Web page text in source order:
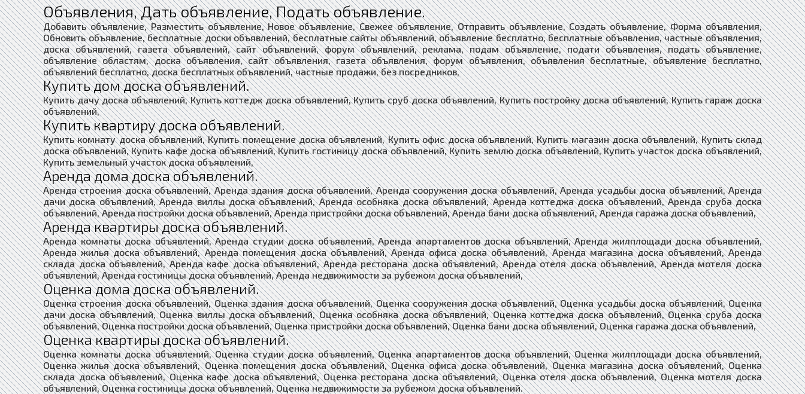
Объявления, Дать объявление, Подать объявление.
Добавить объявление, Разместить объявление, Новое объявление, Свежее объявление, Отправить объявление, Создать объявление, Форма объявления,
Обновить объявление, бесплатные доски объявлений, бесплатные сайты объявлений, объявление бесплатно, бесплатные объявления, частные объявления,
доска объявлений, газета объявлений, сайт объявлений, форум объявлений, реклама, подам объявление, подати объявления, подать объявление,
объявление областям, доска объявления, сайт объявления, газета объявления, форум объявления, объявления бесплатные, объявление бесплатно,
объявлений бесплатно, доска бесплатных объявлений, частные продажи, без посредников,
Купить дом доска объявлений.
Купить дачу доска объявлений, Купить коттедж доска объявлений, Купить сруб доска объявлений, Купить постройку доска объявлений, Купить гараж доска
объявлений,
Купить квартиру доска объявлений.
Купить комнату доска объявлений, Купить помещение доска объявлений, Купить офис доска объявлений, Купить магазин доска объявлений, Купить склад
доска объявлений, Купить кафе доска объявлений, Купить гостиницу доска объявлений, Купить землю доска объявлений, Купить участок доска объявлений,
Купить земельный участок доска объявлений,
Аренда дома доска объявлений.
Аренда строения доска объявлений, Аренда здания доска объявлений, Аренда сооружения доска объявлений, Аренда усадьбы доска объявлений, Аренда
дачи доска объявлений, Аренда виллы доска объявлений, Аренда особняка доска объявлений, Аренда коттеджа доска объявлений, Аренда сруба доска
объявлений, Аренда постройки доска объявлений, Аренда пристройки доска объявлений, Аренда бани доска объявлений, Аренда гаража доска объявлений,
Аренда квартиры доска объявлений.
Аренда комнаты доска объявлений, Аренда студии доска объявлений, Аренда апартаментов доска объявлений, Аренда жилплощади доска объявлений,
Аренда жилья доска объявлений, Аренда помещения доска объявлений, Аренда офиса доска объявлений, Аренда магазина доска объявлений, Аренда
склада доска объявлений, Аренда кафе доска объявлений, Аренда ресторана доска объявлений, Аренда отеля доска объявлений, Аренда мотеля доска
объявлений, Аренда гостиницы доска объявлений, Аренда недвижимости за рубежом доска объявлений,
Оценка дома доска объявлений.
Оценка строения доска объявлений, Оценка здания доска объявлений, Оценка сооружения доска объявлений, Оценка усадьбы доска объявлений, Оценка
дачи доска объявлений, Оценка виллы доска объявлений, Оценка особняка доска объявлений, Оценка коттеджа доска объявлений, Оценка сруба доска
объявлений, Оценка постройки доска объявлений, Оценка пристройки доска объявлений, Оценка бани доска объявлений, Оценка гаража доска объявлений,
Оценка квартиры доска объявлений.
Оценка комнаты доска объявлений, Оценка студии доска объявлений, Оценка апартаментов доска объявлений, Оценка жилплощади доска объявлений,
Оценка жилья доска объявлений, Оценка помещения доска объявлений, Оценка офиса доска объявлений, Оценка магазина доска объявлений, Оценка
склада доска объявлений, Оценка кафе доска объявлений, Оценка ресторана доска объявлений, Оценка отеля доска объявлений, Оценка мотеля доска
объявлений, Оценка гостиницы доска объявлений, Оценка недвижимости за рубежом доска объявлений.